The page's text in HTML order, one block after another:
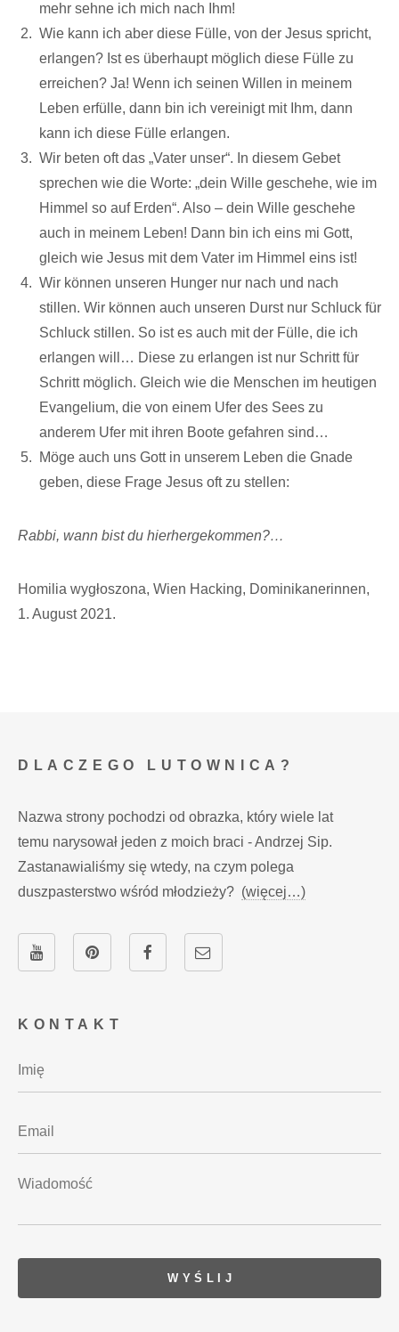
mehr sehne ich mich nach Ihm!
Wie kann ich aber diese Fülle, von der Jesus spricht,
erlangen? Ist es überhaupt möglich diese Fülle zu
erreichen? Ja! Wenn ich seinen Willen in meinem
Leben erfülle, dann bin ich vereinigt mit Ihm, dann
kann ich diese Fülle erlangen.
Wir beten oft das „Vater unser“. In diesem Gebet
sprechen wie die Worte: „dein Wille geschehe, wie im
Himmel so auf Erden“. Also – dein Wille geschehe
auch in meinem Leben! Dann bin ich eins mi Gott,
gleich wie Jesus mit dem Vater im Himmel eins ist!
Wir können unseren Hunger nur nach und nach
stillen. Wir können auch unseren Durst nur Schluck für
Schluck stillen. So ist es auch mit der Fülle, die ich
erlangen will… Diese zu erlangen ist nur Schritt für
Schritt möglich. Gleich wie die Menschen im heutigen
Evangelium, die von einem Ufer des Sees zu
anderem Ufer mit ihren Boote gefahren sind…
Möge auch uns Gott in unserem Leben die Gnade
geben, diese Frage Jesus oft zu stellen:
Rabbi, wann bist du hierhergekommen?…
Homilia wygłoszona, Wien Hacking, Dominikanerinnen,
1. August 2021.
KONTAKT
DLACZEGO LUTOWNICA?
Nazwa strony pochodzi od obrazka, który wiele lat
temu narysował jeden z moich braci - Andrzej Sip.
Zastanawialiśmy się wtedy, na czym polega
duszpasterstwo wśród młodzieży? (więcej…)